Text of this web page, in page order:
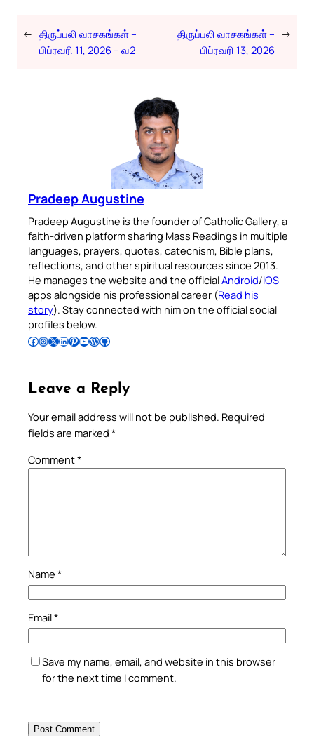
← திருப்பலி வாசகங்கள் –
பிப்ரவரி 11, 2026 – வ2
திருப்பலி வாசகங்கள் –
பிப்ரவரி 13, 2026
→
Pradeep Augustine
Pradeep Augustine is the founder of Catholic Gallery, a
faith-driven platform sharing Mass Readings in multiple
languages, prayers, quotes, catechism, Bible plans,
reflections, and other spiritual resources since 2013.
He manages the website and the officialAndroid/iOS
apps alongside his professional career (Read his
story). Stay connected with him on the official social
profiles below.
Follow Pradeep on Facebook Follow Pradeep on InstagramFollow Pradeep on X Follow Pradeep on LinkedIn Follow Pradeep on Pinterest Subscribe to Pradeep’s Youtube Channel Follow Pradeep on WordPress Follow Pradeep on GitHub
Leave a Reply
Your email address will not be published. Required
fields are marked *
Comment*
Name *
Email*
Save my name, email, and website in this browser
for the next time I comment.